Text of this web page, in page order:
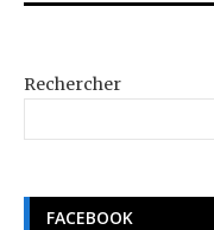
Rechercher
FACEBOOK